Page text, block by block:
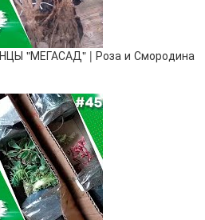
"МЕГАСАД" | Роза и Смородина